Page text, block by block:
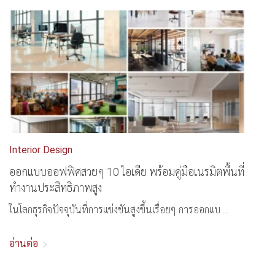
Interior Design
ออกแบบออฟฟิศสวยๆ 10 ไอเดีย พร้อมคู่มือเนรมิตพื้นที่
ทำงานประสิทธิภาพสูง
ในโลกธุรกิจปัจจุบันที่การแข่งขันสูงขึ้นเรื่อยๆ การออกแบ ...
อ่านต่อ